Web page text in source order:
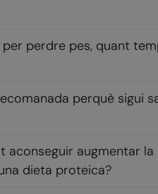
perdre pes, quant
perquè sigui
aconseguir augmentar
dieta proteica?